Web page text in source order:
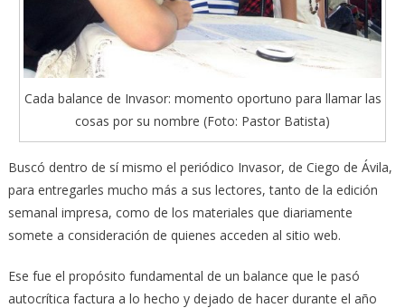
Cada balance de Invasor: momento oportuno para llamar las
cosas por su nombre (Foto: Pastor Batista)
Buscó dentro de sí mismo el periódico Invasor, de Ciego de Ávila,
para entregarles mucho más a sus lectores, tanto de la edición
semanal impresa, como de los materiales que diariamente
somete a consideración de quienes acceden al sitio web.
Ese fue el propósito fundamental de un balance que le pasó
autocrítica factura a lo hecho y dejado de hacer durante el año